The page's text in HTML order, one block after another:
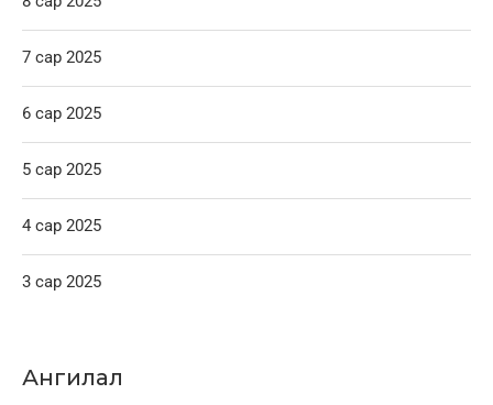
7 сар 2025
6 сар 2025
5 сар 2025
4 сар 2025
3 сар 2025
Ангилал